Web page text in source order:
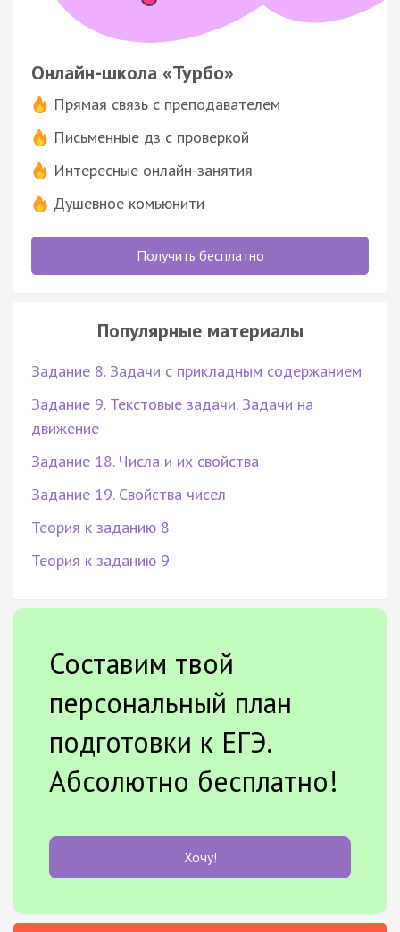
Онлайн-школа «Турбо»
Прямая связь с преподавателем
Письменные дз с проверкой
Интересные онлайн-занятия
Душевное комьюнити
Получить бесплатно
Популярные материалы
Задание 8. Задачи с прикладным содержанием
Задание 9. Текстовые задачи. Задачи на
движение
Задание 18. Числа и их свойства
Задание 19. Свойства чисел
Теория к заданию 8
Теория к заданию 9
Составим твой
персональный план
подготовки к ЕГЭ.
Абсолютно бесплатно!
Хочу!